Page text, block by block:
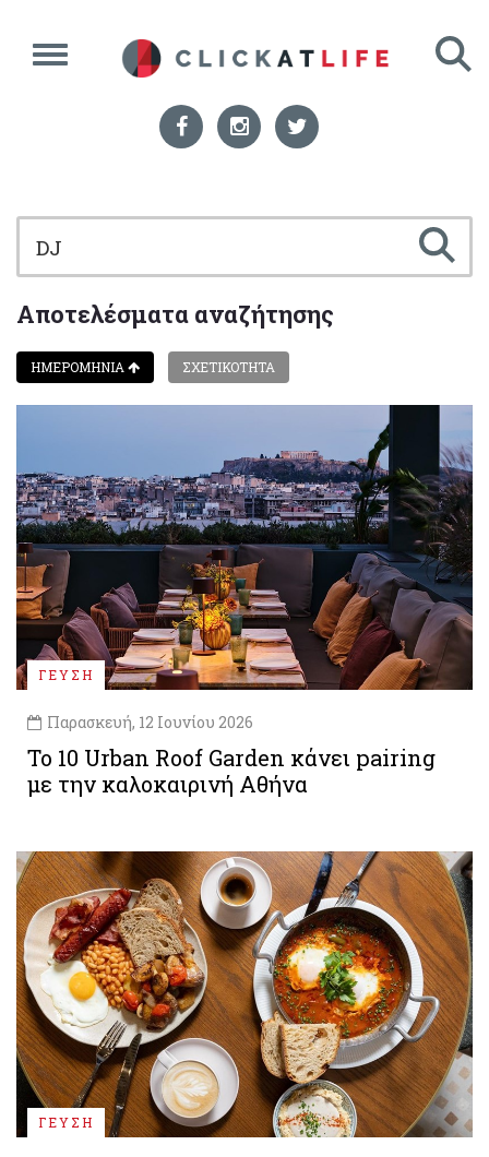
Αποτελέσματα αναζήτησης
ΗΜΕΡΟΜΗΝΙΑ ΣΧΕΤΙΚΟΤΗΤΑ
ΓΕΥΣΗ
Παρασκευή, 12 Ιουνίου 2026
Το 10 Urban Roof Garden κάνει pairing
με την καλοκαιρινή Αθήνα
ΓΕΥΣΗ